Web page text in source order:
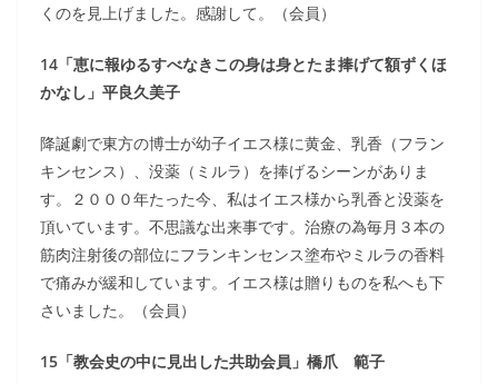
くのを見上げました。感謝して。（会員）
14「恵に報ゆるすべなきこの身は身とたま捧げて額ずくほ
かなし」平良久美子
降誕劇で東方の博士が幼子イエス様に黄金、乳香（フラン
キンセンス）、没薬（ミルラ）を捧げるシーンがありま
す。２０００年たった今、私はイエス様から乳香と没薬を
頂いています。不思議な出来事です。治療の為毎月３本の
筋肉注射後の部位にフランキンセンス塗布やミルラの香料
で痛みが緩和しています。イエス様は贈りものを私へも下
さいました。（会員）
15「教会史の中に見出した共助会員」橋爪 範子